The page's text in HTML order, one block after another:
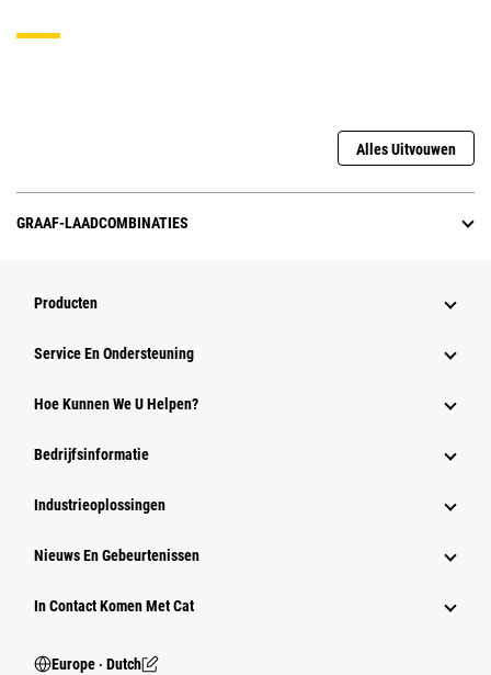
Alles Uitvouwen
GRAAF-LAADCOMBINATIES
Producten
Service En Ondersteuning
Hoe Kunnen We U Helpen?
Bedrijfsinformatie
Industrieoplossingen
Nieuws En Gebeurtenissen
In Contact Komen Met Cat
Europe ‧ Dutch